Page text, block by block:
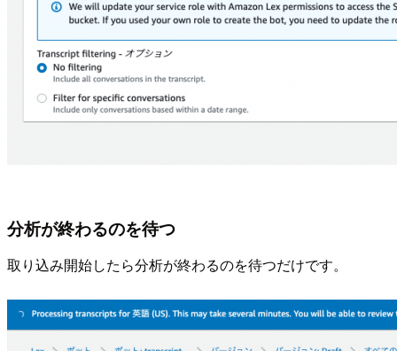
分析が終わるのを待つ
取り込み開始したら分析が終わるのを待つだけです。